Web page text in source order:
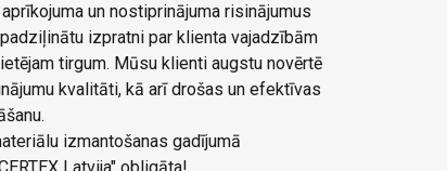
un nostiprinājuma risinājumus
izpratni par klienta vajadzībām
tirgum. Mūsu klienti augstu novērtē
kvalitāti, kā arī drošas un efektīvas
izmantošanas gadījumā